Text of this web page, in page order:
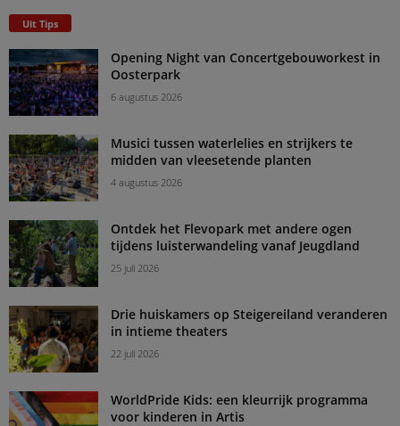
Uit Tips
Opening Night van Concertgebouworkest in
Oosterpark
6 augustus 2026
Musici tussen waterlelies en strijkers te
midden van vleesetende planten
4 augustus 2026
Ontdek het Flevopark met andere ogen
tijdens luisterwandeling vanaf Jeugdland
25 juli 2026
Drie huiskamers op Steigereiland veranderen
in intieme theaters
22 juli 2026
WorldPride Kids: een kleurrijk programma
voor kinderen in Artis